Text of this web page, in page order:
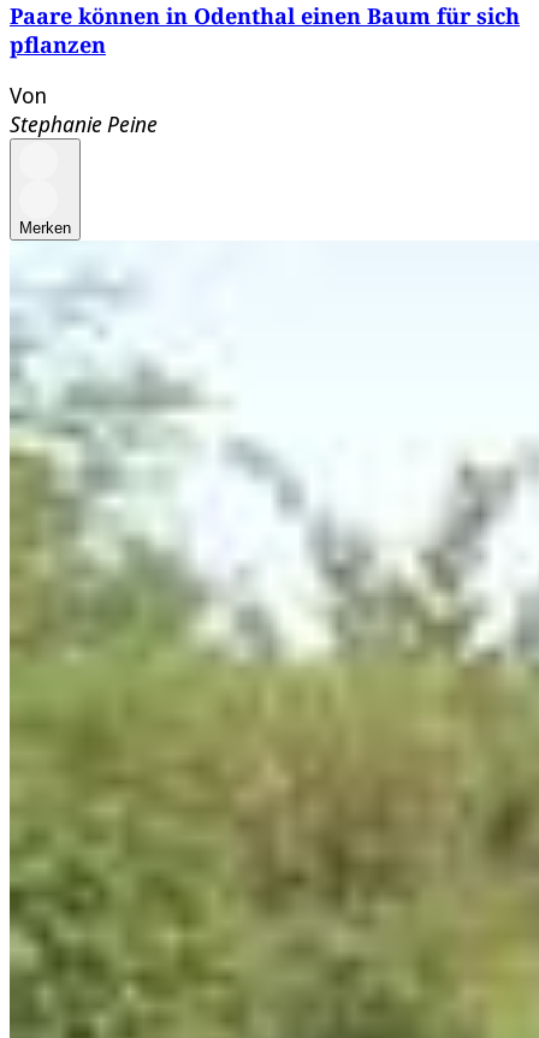
Paare können in Odenthal einen Baum für sich
pflanzen
Von
Stephanie Peine
Merken